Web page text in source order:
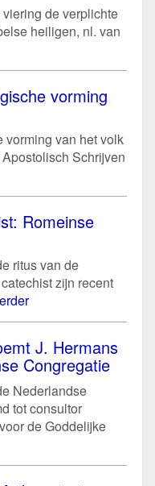
de verplichte
heiligen, nl. van
vorming
vorming van het volk
Schrijven
Romeinse
ritus van de
zijn recent
J. Hermans
Congregatie
Nederlandse
tot consultor
de Goddelijke